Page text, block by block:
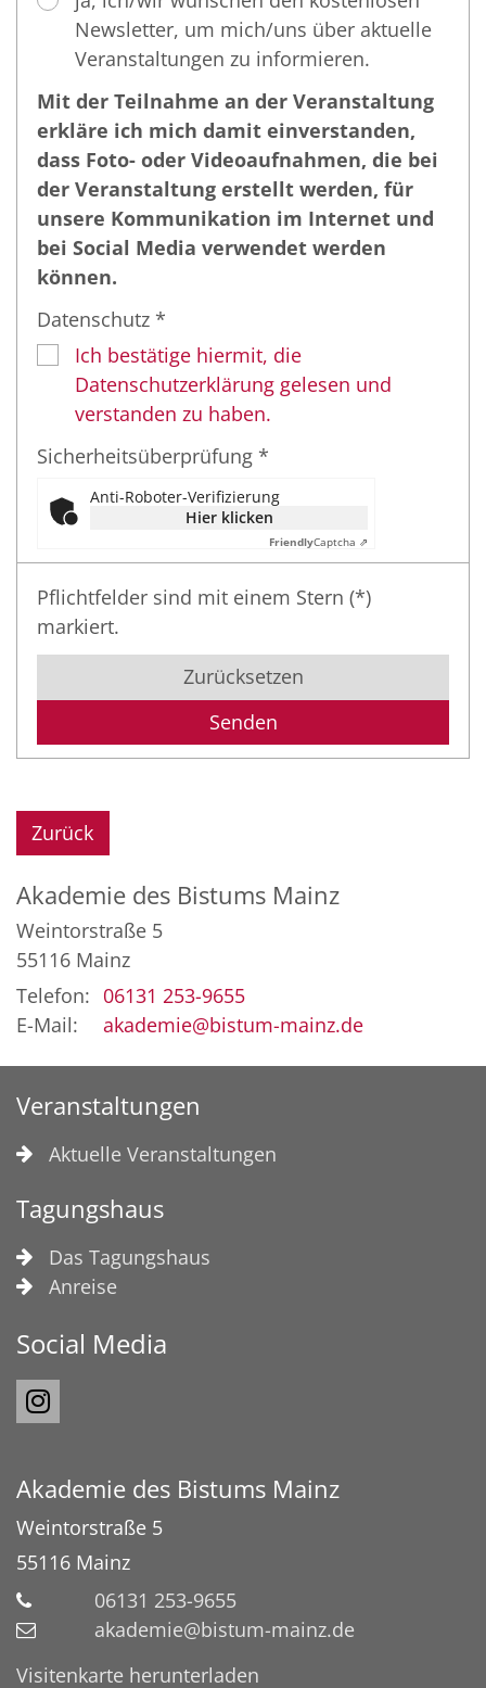
Newsletter, um mich/uns über aktuelle
Veranstaltungen zu informieren.
Mit der Teilnahme an der Veranstaltung
erkläre ich mich damit einverstanden,
dass Foto- oder Videoaufnahmen, die bei
der Veranstaltung erstellt werden, für
unsere Kommunikation im Internet und
bei Social Media verwendet werden
können.
Datenschutz *
Ich bestätige hiermit, die
Datenschutzerklärung gelesen und
verstanden zu haben.
Sicherheitsüberprüfung *
Anti-Roboter-Verifizierung
Hier klicken
FriendlyCaptcha ⇗
Pflichtfelder sind mit einem Stern (*)
markiert.
Zurücksetzen
Zurück
Akademie des Bistums Mainz
Weintorstraße 5
55116 Mainz
Telefon: 06131 253-9655
E-Mail:
akademie@bistum-mainz.de
Veranstaltungen
Aktuelle Veranstaltungen
Tagungshaus
Das Tagungshaus
Anreise
Social Media
Akademie des Bistums Mainz
Weintorstraße 5
55116 Mainz
06131 253-9655
akademie@bistum-mainz.de
Visitenkarte herunterladen